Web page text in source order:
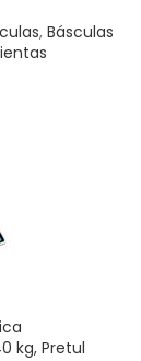
, Básculas
kg, Pretul